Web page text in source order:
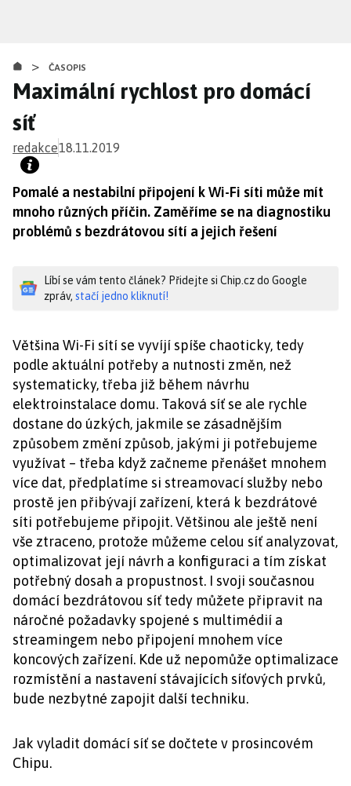
obsahu
> ČASOPIS
Maximální rychlost pro domácí
síť
redakce18.11.2019
Pomalé a nestabilní připojení k Wi-Fi síti může mít
mnoho různých příčin. Zaměříme se na diagnostiku
problémů s bezdrátovou sítí a jejich řešení
Líbí se vám tento článek? Přidejte si Chip.cz do Google
zpráv, stačí jedno kliknutí!
Většina Wi-Fi sítí se vyvíjí spíše chaoticky, tedy
podle aktuální potřeby a nutnosti změn, než
systematicky, třeba již během návrhu
elektroinstalace domu. Taková síť se ale rychle
dostane do úzkých, jakmile se zásadnějším
způsobem změní způsob, jakými ji potřebujeme
využívat – třeba když začneme přenášet mnohem
více dat, předplatíme si streamovací služby nebo
prostě jen přibývají zařízení, která k bezdrátové
síti potřebujeme připojit. Většinou ale ještě není
vše ztraceno, protože můžeme celou síť analyzovat,
optimalizovat její návrh a konfiguraci a tím získat
potřebný dosah a propustnost. I svoji současnou
domácí bezdrátovou síť tedy můžete připravit na
náročné požadavky spojené s multimédií a
streamingem nebo připojení mnohem více
koncových zařízení. Kde už nepomůže optimalizace
rozmístění a nastavení stávajících síťových prvků,
bude nezbytné zapojit další techniku.
Jak vyladit domácí síť se dočtete v prosincovém
Chipu.